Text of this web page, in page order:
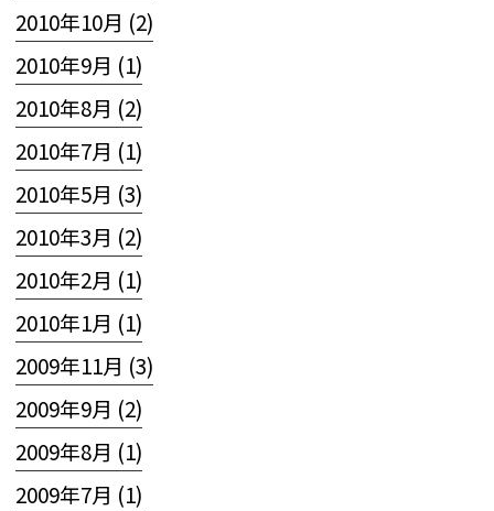
2010年10月 (2)
2010年9月 (1)
2010年8月 (2)
2010年7月 (1)
2010年5月 (3)
2010年3月 (2)
2010年2月 (1)
2010年1月 (1)
2009年11月 (3)
2009年9月 (2)
2009年8月 (1)
2009年7月 (1)